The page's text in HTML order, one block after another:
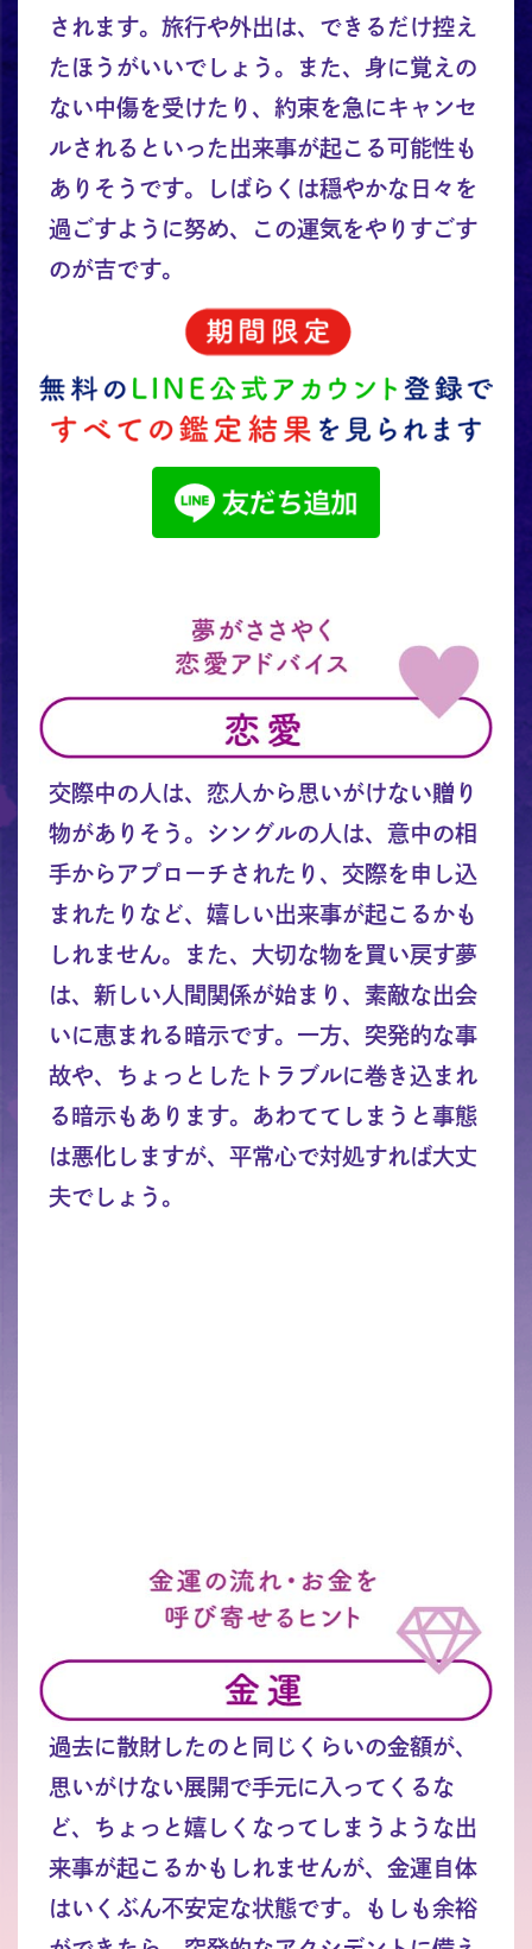
されます。旅行や外出は、できるだけ控え
たほうがいいでしょう。また、身に覚えの
ない中傷を受けたり、約束を急にキャンセ
ルされるといった出来事が起こる可能性も
ありそうです。しばらくは穏やかな日々を
過ごすように努め、この運気をやりすごす
のが吉です。
交際中の人は、恋人から思いがけない贈り
物がありそう。シングルの人は、意中の相
手からアプローチされたり、交際を申し込
まれたりなど、嬉しい出来事が起こるかも
しれません。また、大切な物を買い戻す夢
は、新しい人間関係が始まり、素敵な出会
いに恵まれる暗示です。一方、突発的な事
故や、ちょっとしたトラブルに巻き込まれ
る暗示もあります。あわててしまうと事態
は悪化しますが、平常心で対処すれば大丈
夫でしょう。
過去に散財したのと同じくらいの金額が、
思いがけない展開で手元に入ってくるな
ど、ちょっと嬉しくなってしまうような出
来事が起こるかもしれませんが、金運自体
はいくぶん不安定な状態です。もしも余裕